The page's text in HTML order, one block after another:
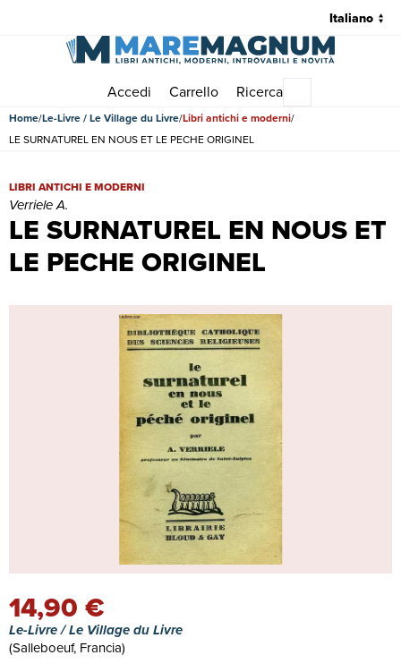
Accedi Carrello Ricerca
Home Le-Livre / Le Village du Livre Libri antichi e moderni
LE SURNATUREL EN NOUS ET LE PECHE ORIGINEL
LE SURNATUREL EN NOUS ET
LE PECHE ORIGINEL
LE SURNATUREL EN NOUS ET LE PECHE ORIGINEL | Libri
LIBRI ANTICHI E MODERNI
Verriele A.
14,90 €
Le-Livre / Le Village du Livre
(Salleboeuf, Francia)